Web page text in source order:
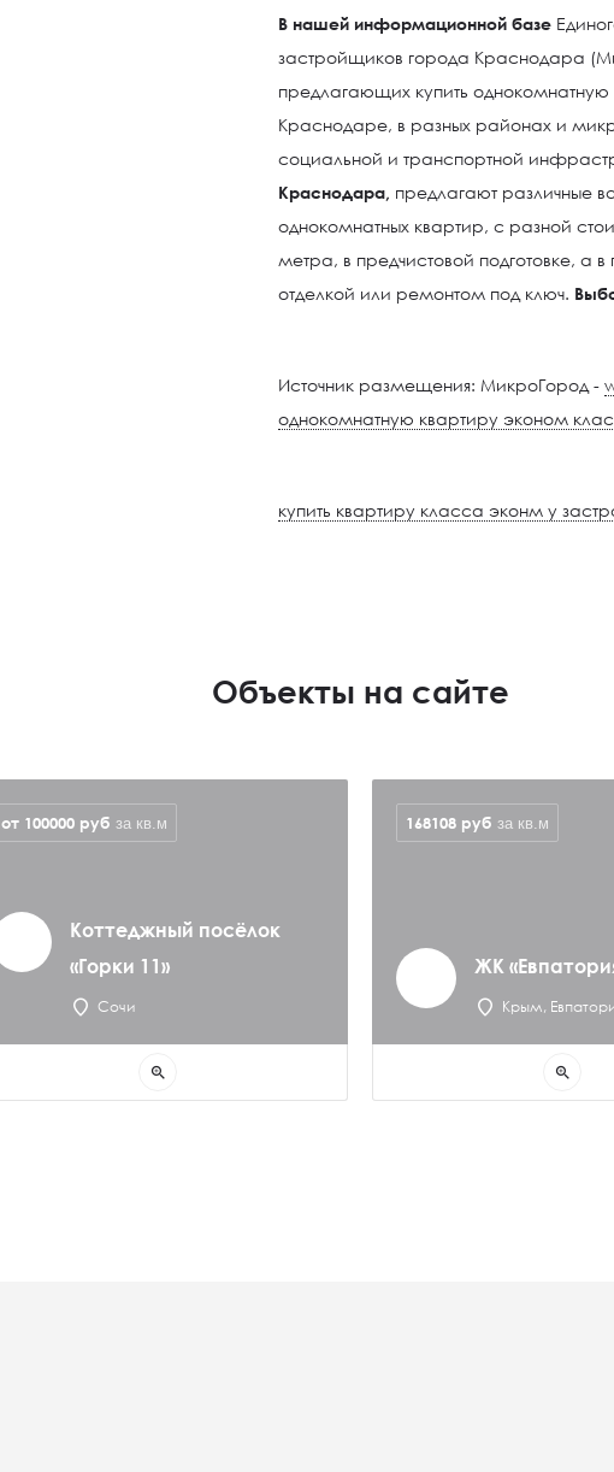
В нашей информационной базе
застройщиков города Краснодара
предлагающих купить однокомнатную
Краснодаре, в разных районах и
социальной и транспортной
Краснодара, предлагают различные
однокомнатных квартир, с разной
метра, в предчистовой подготовке, а
отделкой или ремонтом под ключ.
Источник размещения: МикроГород -
однокомнатную квартиру эконом
купить квартиру класса эконм у
Объекты на сайте
Коттеджный посёлок
«Горки 11»
Сочи
от 100000 руб за кв.м
zoom_in
ЖК
Крым,
168108 руб за кв.м
zoom_in